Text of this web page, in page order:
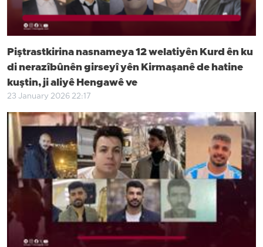
Piştrastkirina nasnameya 12 welatiyên Kurd ên ku
di nerazîbûnên girseyî yên Kirmaşanê de hatine
kuştin, ji aliyê Hengawê ve
23 January 2026 22:17